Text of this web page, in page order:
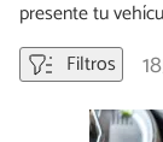
presente tu
Filtros